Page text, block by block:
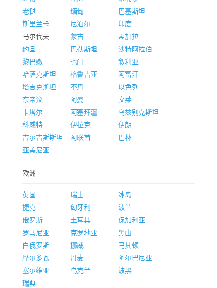
老挝
缅甸
巴基斯坦
斯里兰卡
尼泊尔
印度
马尔代夫
蒙古
孟加拉
约旦
巴勒斯坦
沙特阿拉伯
黎巴嫩
也门
叙利亚
哈萨克斯坦
格鲁吉亚
阿富汗
塔吉克斯坦
不丹
以色列
东帝汶
阿曼
文莱
卡塔尔
阿塞拜疆
乌兹别克斯坦
科威特
伊拉克
伊朗
吉尔吉斯斯坦
阿联酋
巴林
亚美尼亚
欧洲
英国 瑞士
冰岛
捷克
匈牙利
波兰
俄罗斯
土耳其
保加利亚
罗马尼亚
克罗地亚
黑山
白俄罗斯
挪威
马其顿
摩尔多瓦
丹麦
阿尔巴尼亚
塞尔维亚
乌克兰
波黑
瑞典